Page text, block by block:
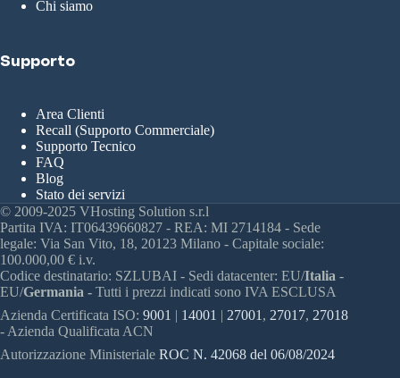
Chi siamo
Supporto
Area Clienti
Recall (Supporto Commerciale)
Supporto Tecnico
FAQ
Blog
Stato dei servizi
© 2009-2025 VHosting Solution s.r.l
Partita IVA: IT06439660827 - REA: MI 2714184 - Sede
legale: Via San Vito, 18, 20123 Milano - Capitale sociale:
100.000,00 € i.v.
Codice destinatario: SZLUBAI - Sedi datacenter: EU/Italia -
EU/Germania - Tutti i prezzi indicati sono IVA ESCLUSA
Azienda Certificata ISO: 9001 | 14001 | 27001 , 27017, 27018
- Azienda Qualificata ACN
Autorizzazione Ministeriale ROC N. 42068 del 06/08/2024